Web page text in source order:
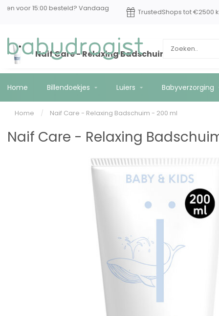
Op werkdagen voor 15:00 besteld? Vandaag
Home Billendoekjes Luiers Babyverzorging
Home / Naif Care - Relaxing Badschuim - 200 ml
Naif Care - Relaxing Badschuim - 200 ml
Naif Care - Relaxing